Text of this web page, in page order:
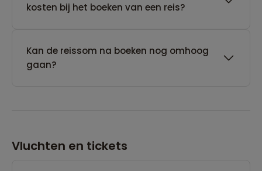
kosten bij het boeken van een reis?
Kan de reissom na boeken nog omhoog
gaan?
Vluchten en tickets